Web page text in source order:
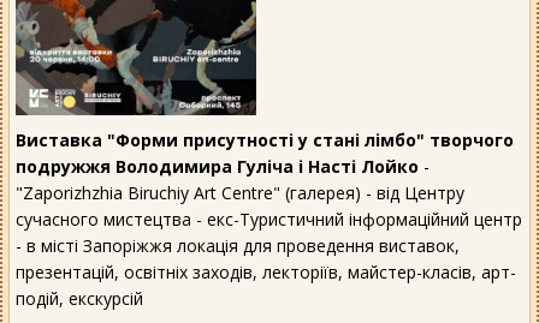
Виставка "Форми присутності у стані лімбо" творчого
подружжя Володимира Гуліча і Насті Лойко -
"Zaporizhzhia Biruchiy Art Centre" (галерея) - від Центру
сучасного мистецтва - екс-Туристичний інформаційний центр
- в місті Запоріжжя локація для проведення виставок,
презентацій, освітніх заходів, лекторіїв, майстер-класів, арт-
подій, екскурсій